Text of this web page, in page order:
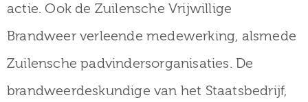
actie. Ook de Zuilensche Vrijwillige
Brandweer verleende medewerking, alsmede
Zuilensche padvindersorganisaties. De
brandweerdeskundige van het Staatsbedrijf,